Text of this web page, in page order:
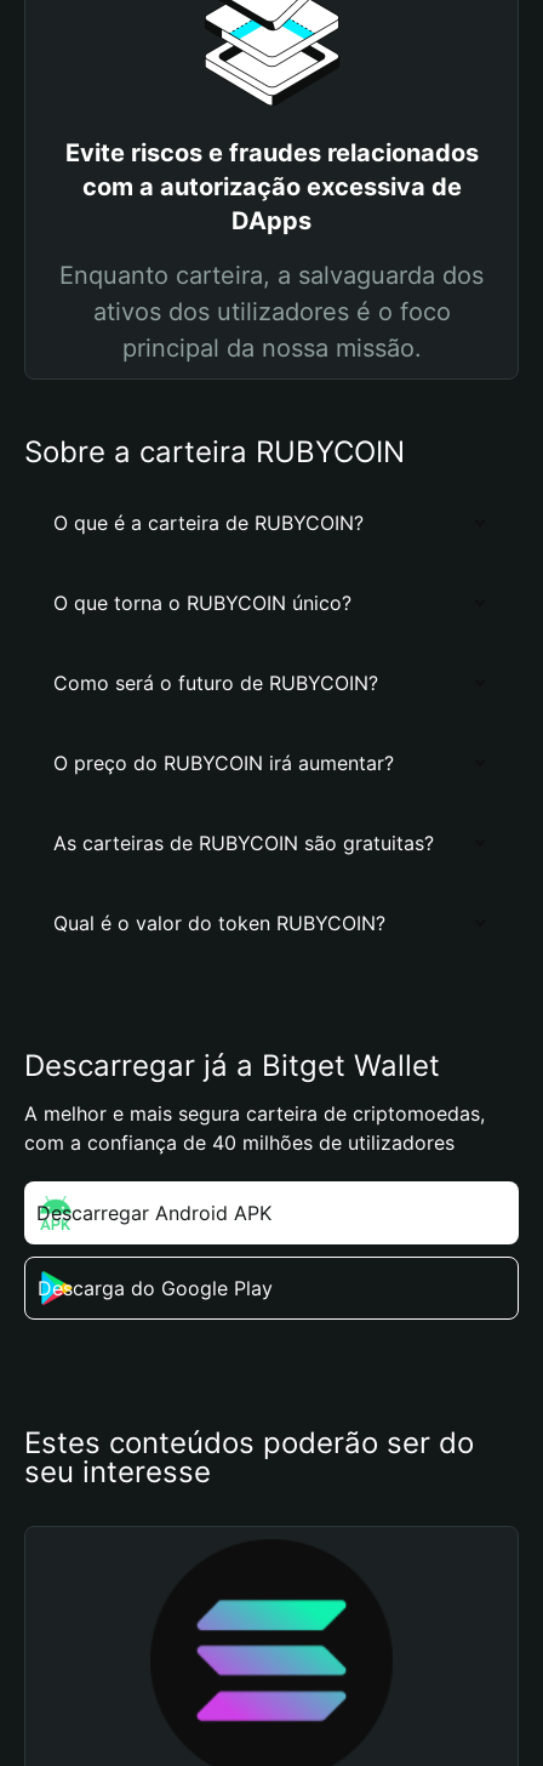
Evite riscos e fraudes relacionados
com a autorização excessiva de
DApps
Enquanto carteira, a salvaguarda dos
ativos dos utilizadores é o foco
principal da nossa missão.
Sobre a carteira RUBYCOIN
O que é a carteira de RUBYCOIN?
O que torna o RUBYCOIN único?
Como será o futuro de RUBYCOIN?
O preço do RUBYCOIN irá aumentar?
As carteiras de RUBYCOIN são gratuitas?
Qual é o valor do token RUBYCOIN?
Descarregar já a Bitget Wallet
A melhor e mais segura carteira de criptomoedas,
com a confiança de 40 milhões de utilizadores
Descarregar Android APK
Descarga do Google Play
Estes conteúdos poderão ser do
seu interesse